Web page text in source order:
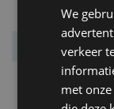
Systeemkoppel
Acc. 0-100 km/u
Topsnelheid
We
verkeer
met